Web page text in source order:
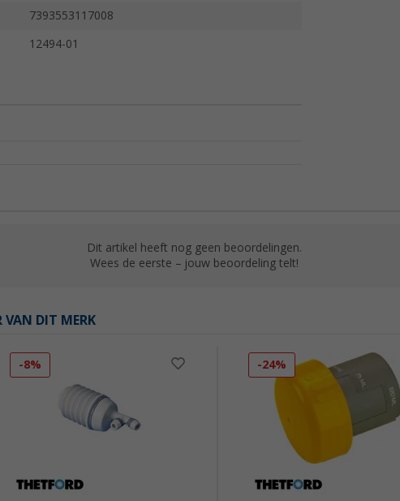
7393553117008
12494-01
Dit artikel heeft nog geen beoordelingen.
Wees de eerste – jouw beoordeling telt!
VAN DIT MERK
-8% -24%